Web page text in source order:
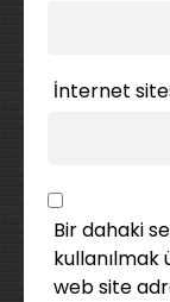
İnternet
Bir dahaki
kullanılmak
web site